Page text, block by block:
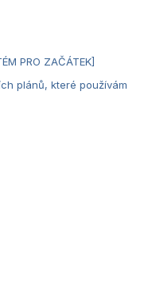
PRO ZAČÁTEK]
plánů, které používám